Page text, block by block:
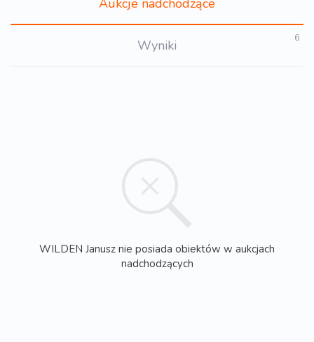
Aukcje nadchodzące
Wyniki 6
WILDEN Janusz nie posiada obiektów w aukcjach
nadchodzących